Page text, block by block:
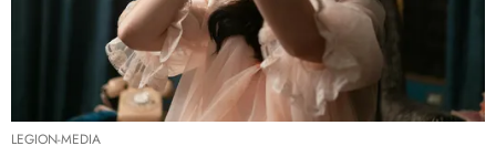
LEGION-MEDIA